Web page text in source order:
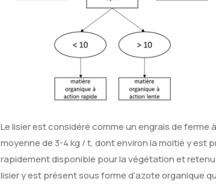
Le lisier est considéré comme un engrais de
moyenne de 3-4 kg / t, dont environ la moitié y est
rapidement disponible pour la végétation et retenu
lisier y est présent sous forme d’azote organique